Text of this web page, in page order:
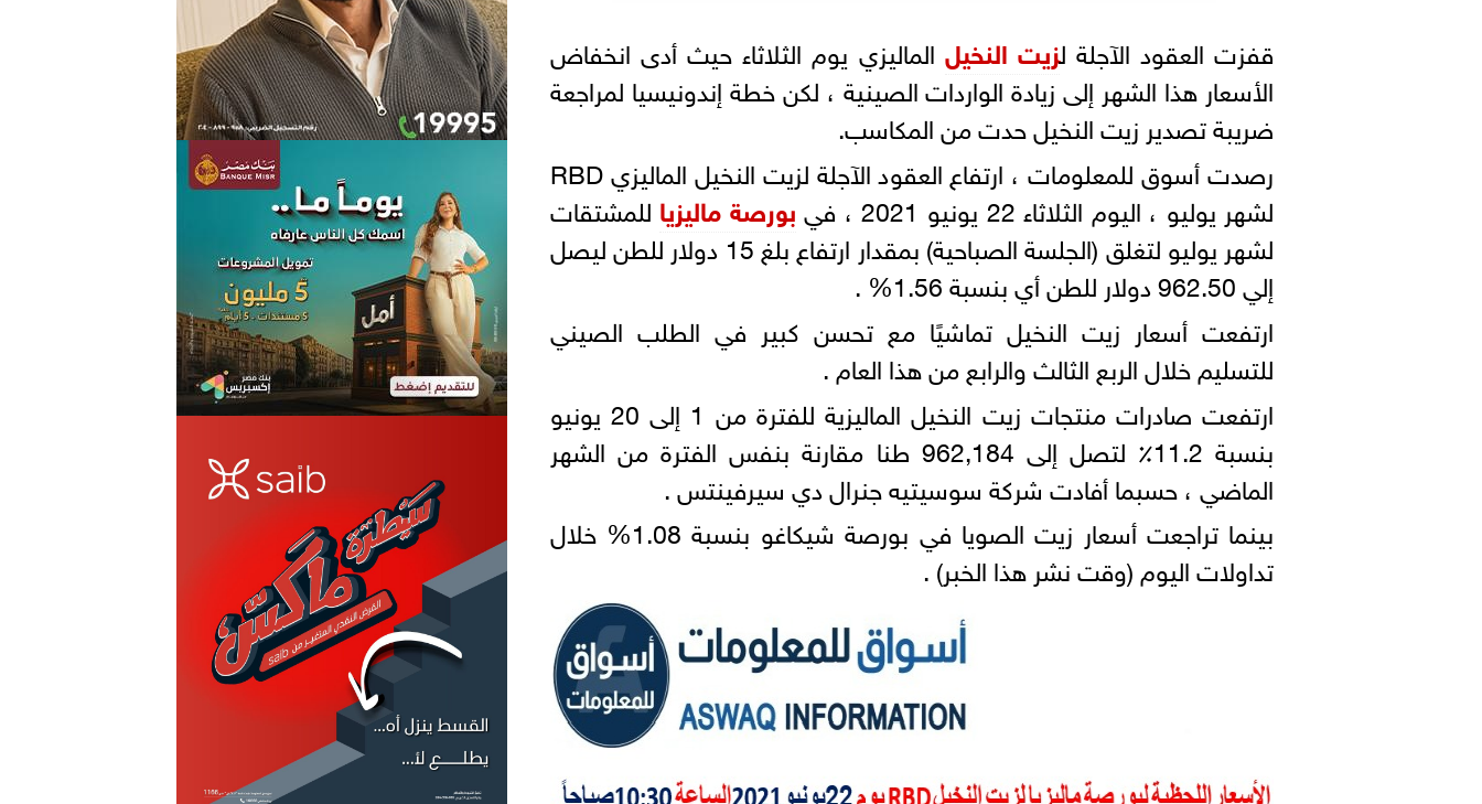
قفزت العقود الآجلة لزيت النخيل الماليزي يوم الثلاثاء حيث أدى انخفاض
الأسعار هذا الشهر إلى زيادة الواردات الصينية ، لكن خطة إندونيسيا لمراجعة
ضريبة تصدير زيت النخيل حدت من المكاسب.
رصدت أسوق للمعلومات ، ارتفاع العقود الآجلة لزيت النخيل الماليزي RBD
لشهر يوليو ، اليوم الثلاثاء 22 يونيو 2021 ، في
بورصة ماليزيا للمشتقات
لشهر يوليو لتغلق (الجلسة الصباحية) بمقدار ارتفاع بلغ 15 دولار للطن ليصل
إلي 962.50 دولار للطن أي بنسبة 1.56% .
ارتفعت أسعار زيت النخيل تماشيًا مع تحسن كبير في الطلب الصيني
للتسليم خلال الربع الثالث والرابع من هذا العام .
ارتفعت صادرات منتجات زيت النخيل الماليزية للفترة من 1 إلى 20 يونيو
بنسبة 11.2٪ لتصل إلى 962,184 طنا مقارنة بنفس الفترة من الشهر
الماضي ، حسبما أفادت شركة سوسيتيه جنرال دي سيرفينتس .
بينما تراجعت أسعار زيت الصويا في بورصة شيكاغو بنسبة 1.08% خلال
تداولات اليوم (وقت نشر هذا الخبر) .